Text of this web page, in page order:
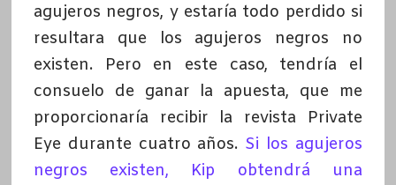
agujeros negros, y estaría todo perdido si
resultara que los agujeros negros no
existen. Pero en este caso, tendría el
consuelo de ganar la apuesta, que me
proporcionaría recibir la revista Private
Eye durante cuatro años. Si los agujeros
negros existen, Kip obtendrá una